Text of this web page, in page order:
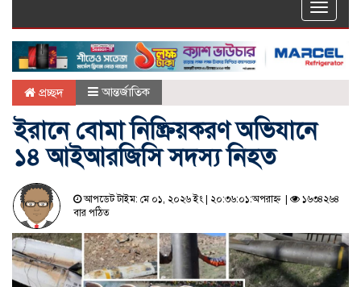
Toggle
প্রচ্ছদ আন্তর্জাতিক
ইরানে বোমা নিষ্ক্রিয়করণ অভিযানে
১৪ আইআরজিসি সদস্য নিহত
আপডেট টাইম: মে ০১, ২০২৬ ইং | ২০:৩৬:০১:অপরাহ্ন |
১৬৩৪২৬৪
বার পঠিত